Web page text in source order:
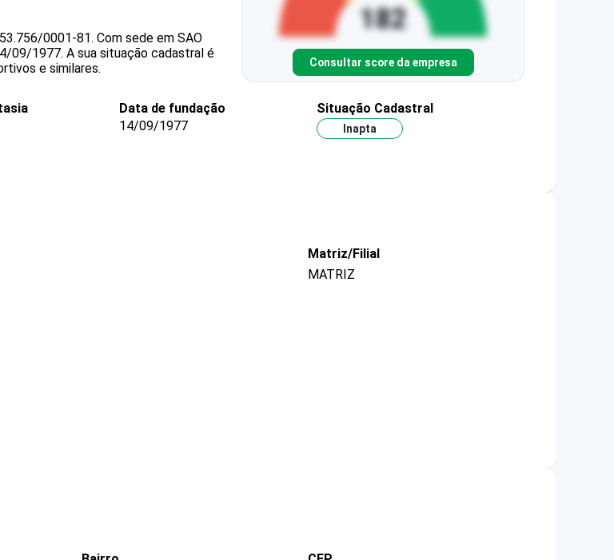
0001-81. Com sede em SAO
09/1977. A sua situação cadastral é
e similares. Consultar score da empresa
Data de fundação
14/09/1977
Situação Cadastral
Inapta
Matriz/Filial
MATRIZ